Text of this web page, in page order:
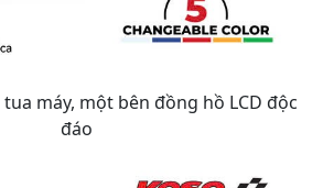
máy, một bên đồng hồ LCD độc
đáo